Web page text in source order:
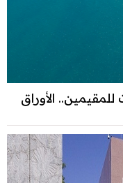
الأوراق